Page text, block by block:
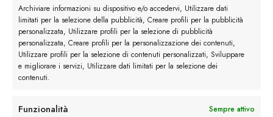
Archiviare informazioni su dispositivo e/o accedervi, Utilizzare dati
limitati per la selezione della pubblicità, Creare profili per la pubblicità
personalizzata, Utilizzare profili per la selezione di pubblicità
personalizzata, Creare profili per la personalizzazione dei contenuti,
Utilizzare profili per la selezione di contenuti personalizzati, Sviluppare
e migliorare i servizi, Utilizzare dati limitati per la selezione dei
contenuti.
Funzionalità
Sempre attivo